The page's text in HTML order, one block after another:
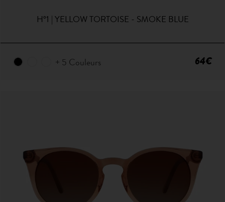
H°1 | YELLOW TORTOISE - SMOKE BLUE
+ 5 Couleurs 64€